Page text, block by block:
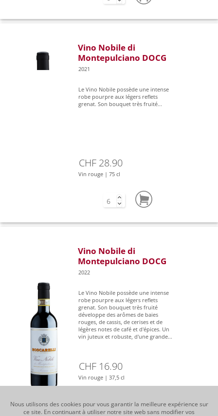
Nous utilisons des cookies pour vous garantir la meilleure expérience sur
ce site. En continuant à utiliser notre site web sans modifier vos
Vino Nobile di
Montepulciano DOCG
2021
Le Vino Nobile possède une intense
robe pourpre aux légers reflets
grenat. Son bouquet très fruité...
CHF 28.90
Vin rouge | 75 cl
Vino Nobile di
Montepulciano DOCG
2022
Le Vino Nobile possède une intense
robe pourpre aux légers reflets
grenat. Son bouquet très fruité
développe des arômes de baies
rouges, de cassis, de cerises et de
légères notes de café et d'épices. Un
vin juteux et robuste, d'une grande...
CHF 16.90
Vin rouge | 37,5 cl